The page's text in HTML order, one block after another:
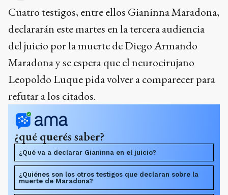
Cuatro testigos, entre ellos Gianinna Maradona,
declararán este martes en la tercera audiencia
del juicio por la muerte de Diego Armando
Maradona y se espera que el neurocirujano
Leopoldo Luque pida volver a comparecer para
refutar a los citados.
¿qué querés saber?
¿Qué va a declarar Gianinna en el juicio?
¿Quiénes son los otros testigos que declaran sobre la
muerte de Maradona?